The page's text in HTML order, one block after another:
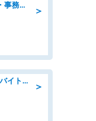
＞
09月開始/総合設備会社での営業・事務のお仕事/車通勤可/賞与あり/営業/営業事務
＞
ホールスタッフ/「未経験者さん&バイトデビューも大歓迎」残業ほぼなし×1日3時間〜勤務OK!フォロー体制も充実/広島県/広島市南区